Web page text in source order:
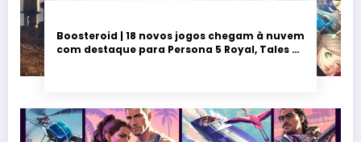
Boosteroid | 18 novos jogos chegam à nuvem
com destaque para Persona 5 Royal, Tales of